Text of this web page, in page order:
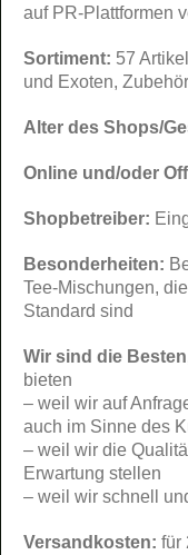
auf PR-Plattformen
Sortiment: 57
und Exoten,
Alter des Shops/
Online und/oder
Shopbetreiber:
Besonderheiten:
Tee-Mischungen,
Standard sind
Wir sind die
bieten
– weil wir auf
auch im Sinne des
– weil wir die
Erwartung stellen
– weil wir schnell
Versandkosten: für